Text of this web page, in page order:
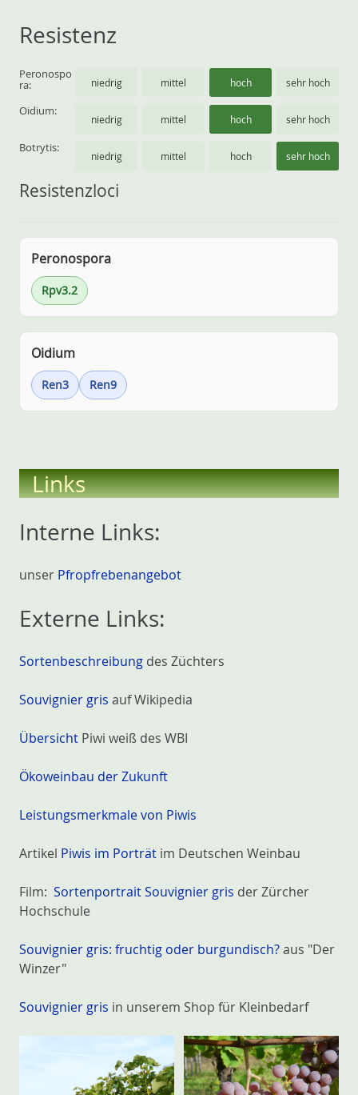
Resistenz
Peronospo
ra: niedrig mittel hoch sehr hoch
Oidium:
niedrig mittel hoch sehr hoch
Botrytis:
niedrig mittel hoch sehr hoch
Resistenzloci
Peronospora
Rpv3.2
Oidium
Ren3 Ren9
Links
Interne Links:
unser Pfropfrebenangebot
Externe Links:
Sortenbeschreibung des Züchters
Souvignier gris auf Wikipedia
Übersicht Piwi weiß des WBI
Ökoweinbau der Zukunft
Leistungsmerkmale von Piwis
Artikel Piwis im Porträt im Deutschen Weinbau
Film: Sortenportrait Souvignier gris der Zürcher
Hochschule
Souvignier gris: fruchtig oder burgundisch?aus "Der
Winzer"
Souvignier gris in unserem Shop für Kleinbedarf